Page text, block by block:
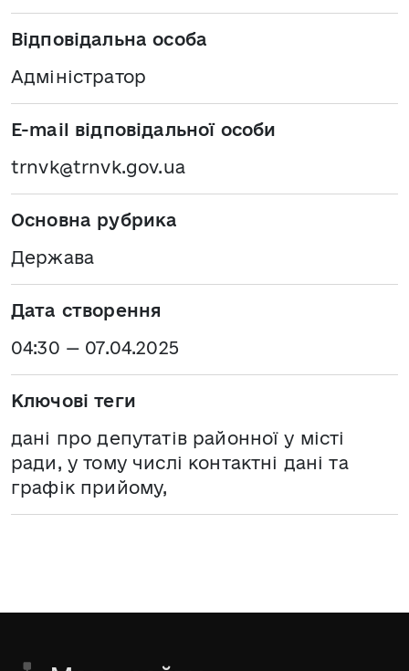
Відповідальна особа
Адміністратор
E-mail відповідальної особи
trnvk@trnvk.gov.ua
Основна рубрика
Держава
Дата створення
04:30 — 07.04.2025
Ключові теги
дані про депутатів районної у місті
ради, у тому числі контактні дані та
графік прийому,